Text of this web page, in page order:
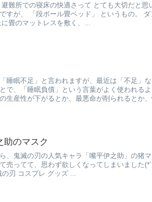
。 ダンボールの箱を
て、 その上に畳のマットレスを敷く、...
睡眠不足」と言われますが、最近は「不足」な
で、「睡眠負債」という言葉がよく使われるようで
生産性が下がるとか、最悪命が削られるとか、
助のマスク
、鬼滅の刃の人気キャラ「嘴平伊之助」の猪
ってて、思わず欲しくなってしまいました(*´∀｀*) こ
の刃 コスプレ グッズ ...